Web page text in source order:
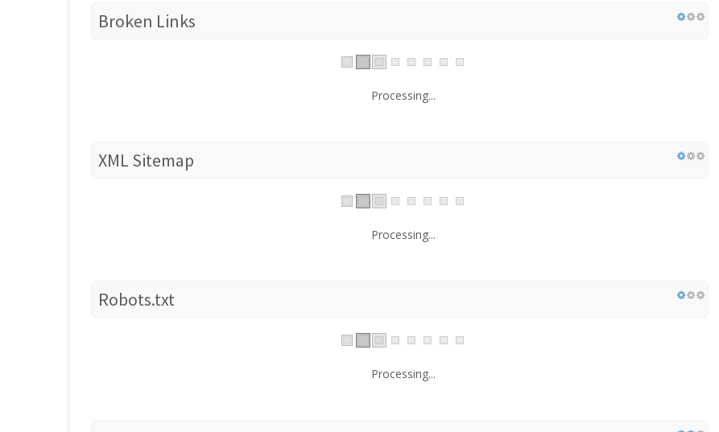
Broken Links
Processing...
XML Sitemap
Processing...
Robots.txt
Processing...